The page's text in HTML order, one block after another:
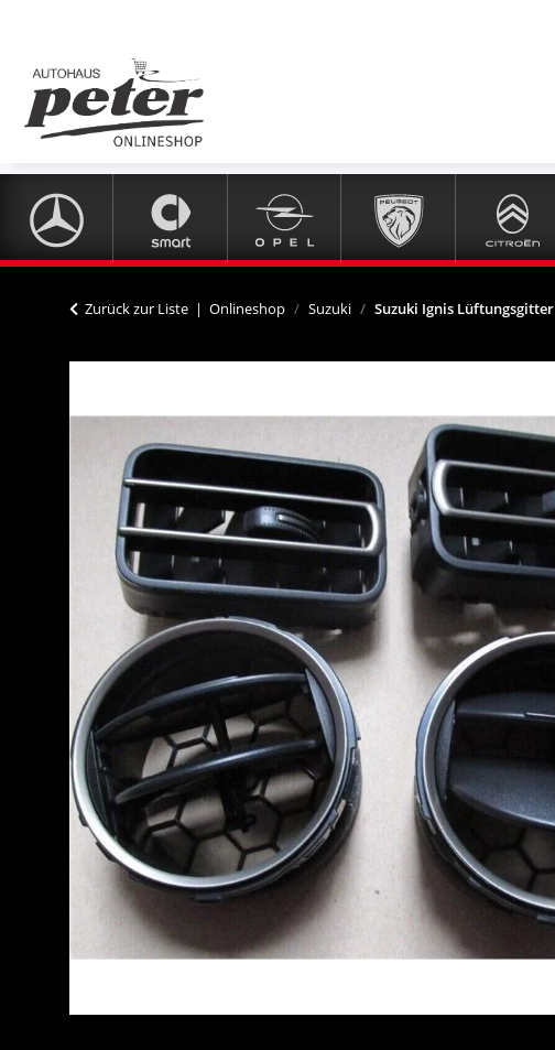
Zurück zur Liste Onlineshop Suzuki Suzuki Ignis Lüftungsgitter